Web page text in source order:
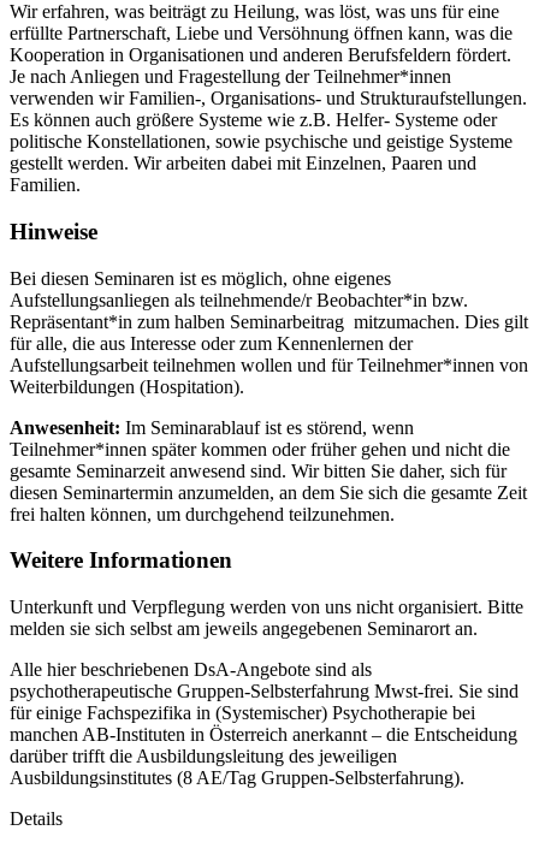
Wir erfahren, was beiträgt zu Heilung, was löst, was uns für eine
erfüllte Partnerschaft, Liebe und Versöhnung öffnen kann, was die
Kooperation in Organisationen und anderen Berufsfeldern fördert.
Je nach Anliegen und Fragestellung der Teilnehmer*innen
verwenden wir Familien-, Organisations- und Strukturaufstellungen.
Es können auch größere Systeme wie z.B. Helfer- Systeme oder
politische Konstellationen, sowie psychische und geistige Systeme
gestellt werden. Wir arbeiten dabei mit Einzelnen, Paaren und
Familien.
Hinweise
Bei diesen Seminaren ist es möglich, ohne eigenes
Aufstellungsanliegen als teilnehmende/r Beobachter*in bzw.
Repräsentant*in zum halben Seminarbeitrag mitzumachen. Dies gilt
für alle, die aus Interesse oder zum Kennenlernen der
Aufstellungsarbeit teilnehmen wollen und für Teilnehmer*innen von
Weiterbildungen (Hospitation).
Anwesenheit: Im Seminarablauf ist es störend, wenn
Teilnehmer*innen später kommen oder früher gehen und nicht die
gesamte Seminarzeit anwesend sind. Wir bitten Sie daher, sich für
diesen Seminartermin anzumelden, an dem Sie sich die gesamte Zeit
frei halten können, um durchgehend teilzunehmen.
Weitere Informationen
Unterkunft und Verpflegung werden von uns nicht organisiert. Bitte
melden sie sich selbst am jeweils angegebenen Seminarort an.
Alle hier beschriebenen DsA-Angebote sind als
psychotherapeutische Gruppen-Selbsterfahrung Mwst-frei. Sie sind
für einige Fachspezifika in (Systemischer) Psychotherapie bei
manchen AB-Instituten in Österreich anerkannt – die Entscheidung
darüber trifft die Ausbildungsleitung des jeweiligen
Ausbildungsinstitutes (8 AE/Tag Gruppen-Selbsterfahrung).
Details